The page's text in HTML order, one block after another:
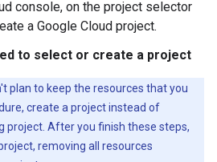
console, on the project selector
a Google Cloud project.
to select or create a project
plan to keep the resources that you
create a project instead of
project. After you finish these steps,
removing all resources